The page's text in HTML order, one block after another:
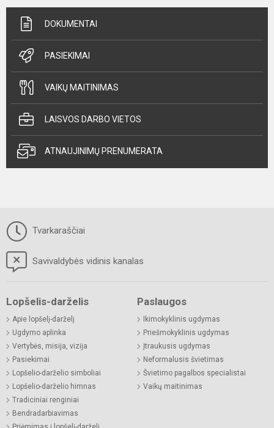
DOKUMENTAI
PASIEKIMAI
VAIKŲ MAITINIMAS
LAISVOS DARBO VIETOS
ATNAUJINIMŲ PRENUMERATA
Tvarkaraščiai
Savivaldybės vidinis kanalas
Lopšelis-darželis
Apie lopšelį-darželį
Ugdymo aplinka
Vertybės, misija, vizija
Pasiekimai
Lopšelio-darželio simboliai
Lopšelio-darželio himnas
Tradiciniai renginiai
Bendradarbiavimas
Paslaugos
Ikimokyklinis ugdymas
Priešmokyklinis ugdymas
Įtraukusis ugdymas
Neformalusis švietimas
Švietimo pagalbos specialistai
Vaikų maitinimas